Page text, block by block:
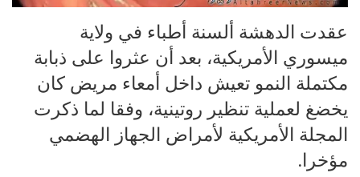
عقدت الدهشة ألسنة أطباء في ولاية
ميسوري الأمريكية، بعد أن عثروا على ذبابة
مكتملة النمو تعيش داخل أمعاء مريض كان
يخضغ لعملية تنظير روتينية، وفقا لما ذكرت
المجلة الأمريكية لأمراض الجهاز الهضمي
مؤخرا.